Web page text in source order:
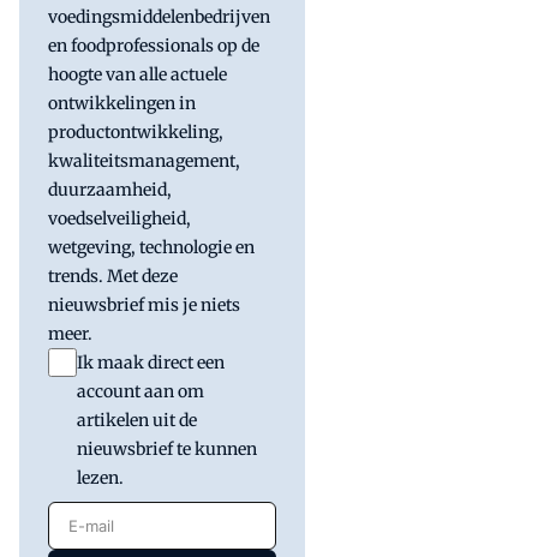
voedingsmiddelenbedrijven
en foodprofessionals op de
hoogte van alle actuele
ontwikkelingen in
productontwikkeling,
kwaliteitsmanagement,
duurzaamheid,
voedselveiligheid,
wetgeving, technologie en
trends. Met deze
nieuwsbrief mis je niets
meer.
Ik maak direct een
account aan om
artikelen uit de
nieuwsbrief te kunnen
lezen.
E-mail